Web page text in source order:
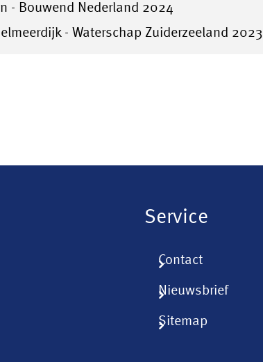
- Bouwend Nederland 2024
- Waterschap Zuiderzeeland 2023
Service
Contact
Nieuwsbrief
Sitemap